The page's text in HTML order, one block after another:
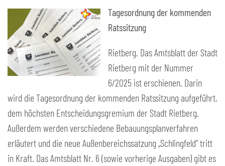
Tagesordnung der kommenden
Ratssitzung
Rietberg. Das Amtsblatt der Stadt
Rietberg mit der Nummer
6/2025 ist erschienen. Darin
wird die Tagesordnung der kommenden Ratssitzung aufgeführt,
dem höchsten Entscheidungsgremium der Stadt Rietberg.
Außerdem werden verschiedene Bebauungsplanverfahren
erläutert und die neue Außenbereichssatzung „Schlingfeld“ tritt
in Kraft. Das Amtsblatt Nr. 6 (sowie vorherige Ausgaben) gibt es